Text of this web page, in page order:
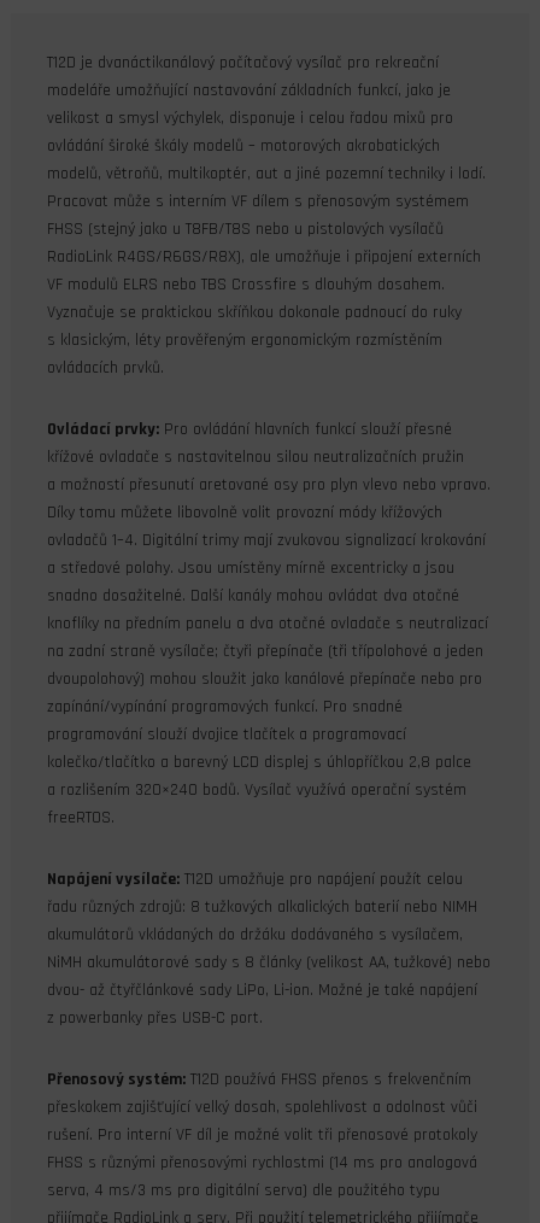
T12D je dvanáctikanálový počítačový vysílač pro rekreační
modeláře umožňující nastavování základních funkcí, jako je
velikost a smysl výchylek, disponuje i celou řadou mixů pro
ovládání široké škály modelů – motorových akrobatických
modelů, větroňů, multikoptér, aut a jiné pozemní techniky i lodí.
Pracovat může s interním VF dílem s přenosovým systémem
FHSS (stejný jako u T8FB/T8S nebo u pistolových vysílačů
RadioLink R4GS/R6GS/R8X), ale umožňuje i připojení externích
VF modulů ELRS nebo TBS Crossfire s dlouhým dosahem.
Vyznačuje se praktickou skříňkou dokonale padnoucí do ruky
s klasickým, léty prověřeným ergonomickým rozmístěním
ovládacích prvků.
Ovládací prvky:Pro ovládání hlavních funkcí slouží přesné
křížové ovladače s nastavitelnou silou neutralizačních pružin
a možností přesunutí aretované osy pro plyn vlevo nebo vpravo.
Díky tomu můžete libovolně volit provozní módy křížových
ovladačů 1–4. Digitální trimy mají zvukovou signalizací krokování
a středové polohy. Jsou umístěny mírně excentricky a jsou
snadno dosažitelné. Další kanály mohou ovládat dva otočné
knoflíky na předním panelu a dva otočné ovladače s neutralizací
na zadní straně vysílače; čtyři přepínače (tři třípolohové a jeden
dvoupolohový) mohou sloužit jako kanálové přepínače nebo pro
zapínání/vypínání programových funkcí. Pro snadné
programování slouží dvojice tlačítek a programovací
kolečko/tlačítko a barevný LCD displej s úhlopříčkou 2,8 palce
a rozlišením 320×240 bodů. Vysílač využívá operační systém
freeRTOS.
Napájení vysílače:T12D umožňuje pro napájení použít celou
řadu různých zdrojů: 8 tužkových alkalických baterií nebo NIMH
akumulátorů vkládaných do držáku dodávaného s vysílačem,
NiMH akumulátorové sady s 8 články (velikost AA, tužkové) nebo
dvou- až čtyřčlánkové sady LiPo, Li-ion. Možné je také napájení
z powerbanky přes USB-C port.
Přenosový systém:T12D používá FHSS přenos s frekvenčním
přeskokem zajišťující velký dosah, spolehlivost a odolnost vůči
rušení. Pro interní VF díl je možné volit tři přenosové protokoly
FHSS s různými přenosovými rychlostmi (14 ms pro analogová
serva, 4 ms/3 ms pro digitální serva) dle použitého typu
přijímače RadioLink a serv. Při použití telemetrického přijímače